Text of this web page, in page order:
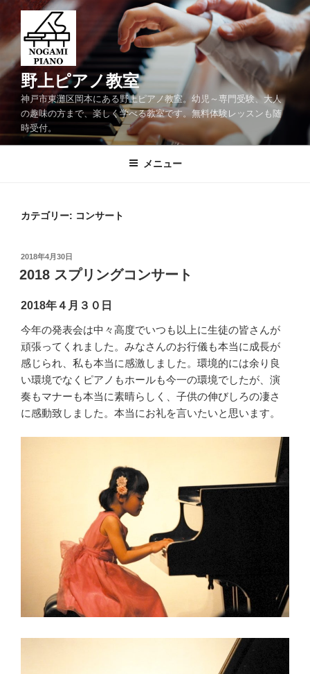
テ
ツ
野上ピアノ教室
神戸市東灘区岡本にある野上ピアノ教室。幼児～専門受験、大人
の趣味の方まで、楽しく学べる教室です。無料体験レッスンも随
時受付。
メニュー
カテゴリー: コンサート
投
稿
日:
2018年4月30日
2018 スプリングコンサート
2018年４月３０日
今年の発表会は中々高度でいつも以上に生徒の皆さんが
頑張ってくれました。みなさんのお行儀も本当に成長が
感じられ、私も本当に感激しました。環境的には余り良
い環境でなくピアノもホールも今一の環境でしたが、演
奏もマナーも本当に素晴らしく、子供の伸びしろの凄さ
に感動致しました。本当にお礼を言いたいと思います。